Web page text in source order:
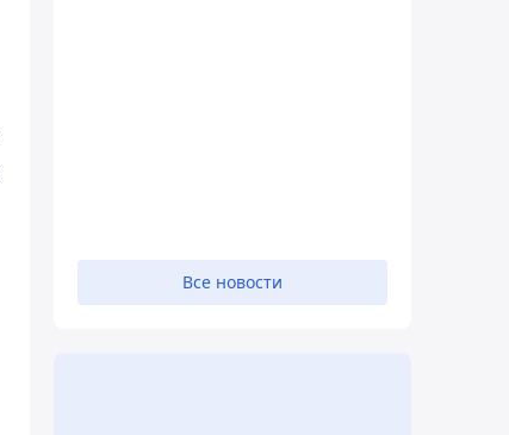
Все новости